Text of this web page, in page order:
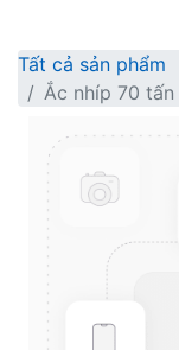
Tất cả sản phẩm
Ắc nhíp 70